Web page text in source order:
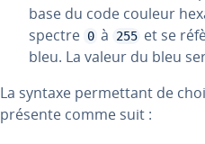
base du code couleur
spectre 0 à 255 et se
bleu. La valeur du bleu
La syntaxe per­met­tant de
présente comme suit :